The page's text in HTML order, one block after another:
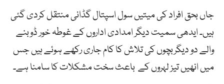
جاں بحق افراد کی میتیں سول اسپتال گڈانی منتقل کردی گئی
ہیں۔ ایدھی سمیت دیگر امدادی اداروں کے غوطہ خور ڈوبنے
والے دو دیگربچوں کی تلاش کا کام جاری رکھے ہوئے ہیں جس
میں انھیں تیز لہروں کے باعث سخت مشکلات کا سامنا ہے۔